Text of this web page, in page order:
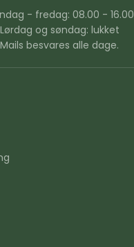
- fredag: 08.00 - 16.00
Lørdag og søndag: lukket
Mails besvares alle dage.